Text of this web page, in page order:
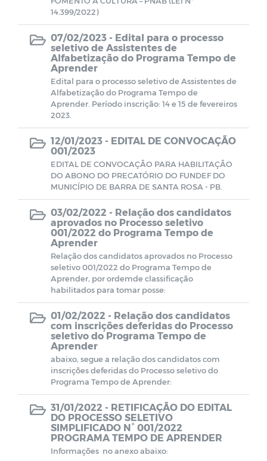
14.399/2022)
07/02/2023 - Edital para o processo
seletivo de Assistentes de
Alfabetização do Programa Tempo de
Aprender
Edital para o processo seletivo de Assistentes de
Alfabetização do Programa Tempo de
Aprender. Período inscrição: 14 e 15 de fevereiros
2023.
12/01/2023 - EDITAL DE CONVOCAÇÃO
001/2023
EDITAL DE CONVOCAÇÃO PARA HABILITAÇÃO
DO ABONO DO PRECATÓRIO DO FUNDEF DO
MUNICÍPIO DE BARRA DE SANTA ROSA - PB.
03/02/2022 - Relação dos candidatos
aprovados no Processo seletivo
001/2022 do Programa Tempo de
Aprender
Relação dos candidatos aprovados no Processo
seletivo 001/2022 do Programa Tempo de
Aprender, por ordemde classificação
habilitados para tomar posse:
01/02/2022 - Relação dos candidatos
com inscrições deferidas do Processo
seletivo do Programa Tempo de
Aprender
abaixo, segue a relação dos candidatos com
inscrições deferidas do Processo seletivo do
Programa Tempo de Aprender:
31/01/2022 - RETIFICAÇÃO DO EDITAL
DO PROCESSO SELETIVO
SIMPLIFICADO N° 001/2022
PROGRAMA TEMPO DE APRENDER
Informações no anexo abaixo: